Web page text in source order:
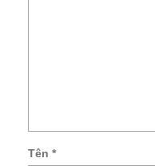
Tên *